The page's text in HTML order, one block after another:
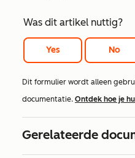
Was dit artikel nuttig?
Yes No
Dit formulier wordt alleen
documentatie. Ontdek hoe je
Gerelateerde